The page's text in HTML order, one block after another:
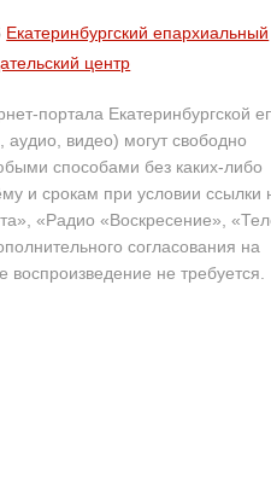
Екатеринбургский епархиальный
центр
портала Екатеринбургской
аудио, видео) могут свободно
способами без каких-либо
и срокам при условии ссылки
«Радио «Воскресение»,
согласования на
воспроизведение не требуется.